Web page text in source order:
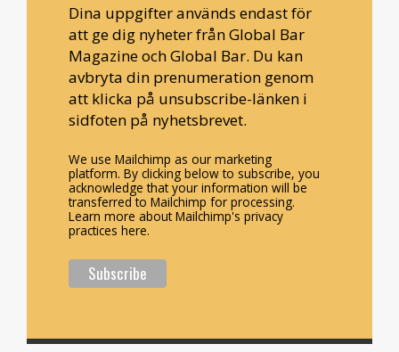
Dina uppgifter används endast för
att ge dig nyheter från Global Bar
Magazine och Global Bar. Du kan
avbryta din prenumeration genom
att klicka på unsubscribe-länken i
sidfoten på nyhetsbrevet.
We use Mailchimp as our marketing
platform. By clicking below to subscribe, you
acknowledge that your information will be
transferred to Mailchimp for processing.
Learn more about Mailchimp's privacy
practices here.